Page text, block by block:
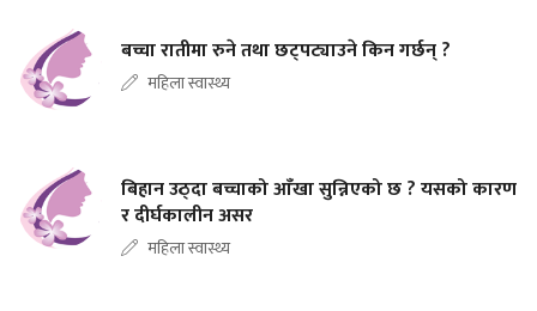
बच्चा रातीमा रुने तथा छट्पट्याउने किन गर्छन् ?
महिला स्वास्थ्य
बिहान उठ्दा बच्चाको आँखा सुन्निएको छ ? यसको कारण
र दीर्घकालीन असर
महिला स्वास्थ्य